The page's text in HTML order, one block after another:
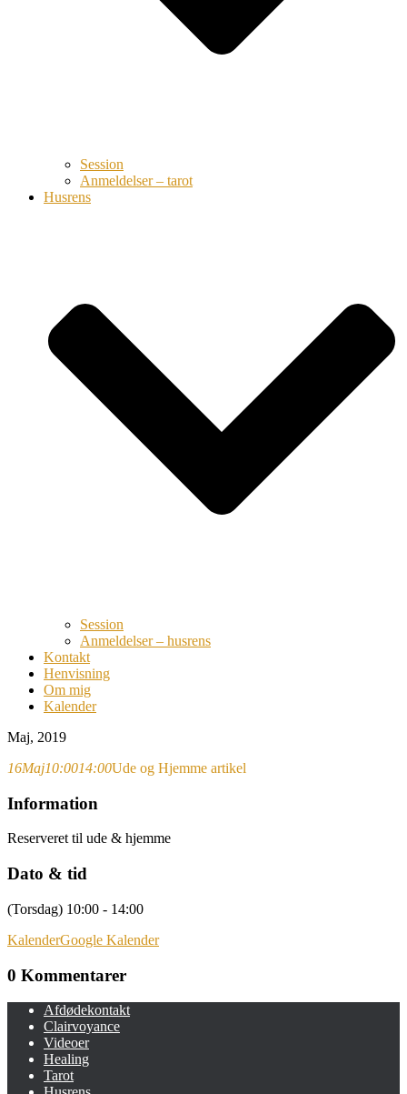
Session
Anmeldelser – tarot
Husrens
Session
Anmeldelser – husrens
Kontakt
Henvisning
Om mig
Kalender
Maj, 2019
16Maj10:0014:00Ude og Hjemme artikel
Information
Reserveret til ude & hjemme
Dato & tid
(Torsdag) 10:00 - 14:00
KalenderGoogle Kalender
0 Kommentarer
Afdødekontakt
Clairvoyance
Videoer
Healing
Tarot